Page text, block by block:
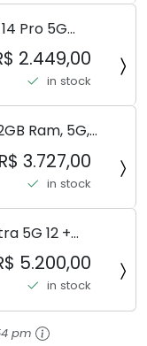
Pro 5G
ROM NFC
2.449,00
in stock
Ram, 5G,
R$ 3.727,00
in stock
5G 12 +
8 Elite
para Jogos
5.200,00
in stock
pm